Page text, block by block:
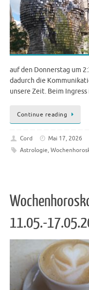
auf den Donnerstag um
dadurch die
unsere Zeit. Beim
Continue reading
Cord Mai 17, 2026
Astrologie,
11.05.-